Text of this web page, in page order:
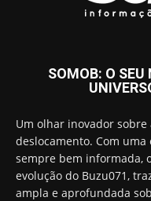
SOMOB: O SEU
Um olhar inovador
deslocamento. Com
sempre bem informada,
evolução do Buzu071,
ampla e aprofundada